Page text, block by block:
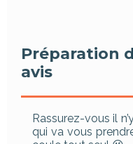
Préparation
avis
Rassurez-vous il
qui va vous